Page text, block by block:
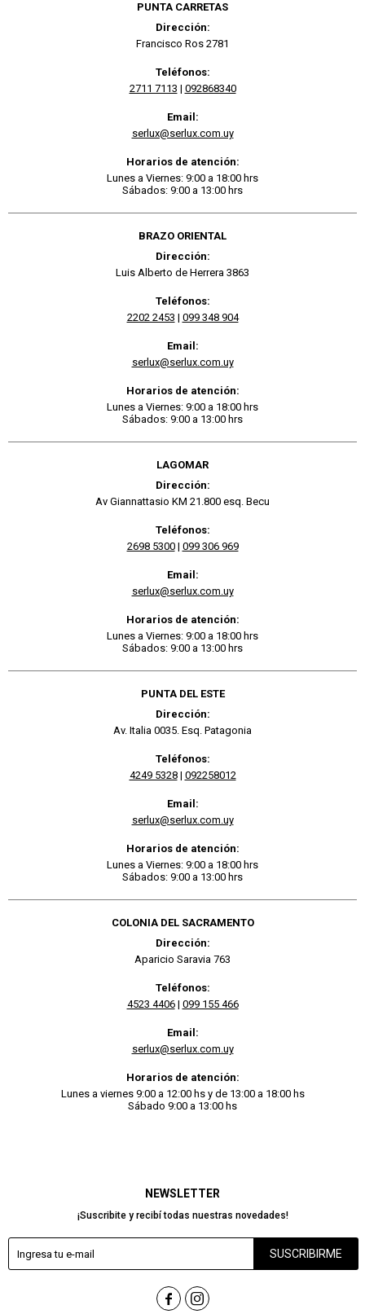
NEWSLETTER
¡Suscribite y recibí todas nuestras novedades!
SUSCRIBIRME
 
PUNTA CARRETAS
Dirección:
Francisco Ros 2781
Teléfonos:
2711 7113 | 092868340
Email:
serlux@serlux.com.uy
Horarios de atención:
Lunes a Viernes: 9:00 a 18:00 hrs
Sábados: 9:00 a 13:00 hrs
BRAZO ORIENTAL
Dirección:
Luis Alberto de Herrera 3863
Teléfonos:
2202 2453 | 099 348 904
Email:
serlux@serlux.com.uy
Horarios de atención:
Lunes a Viernes: 9:00 a 18:00 hrs
Sábados: 9:00 a 13:00 hrs
LAGOMAR
Dirección:
Av Giannattasio KM 21.800 esq. Becu
Teléfonos:
2698 5300| 099 306 969
Email:
serlux@serlux.com.uy
Horarios de atención:
Lunes a Viernes: 9:00 a 18:00 hrs
Sábados: 9:00 a 13:00 hrs
PUNTA DEL ESTE
Dirección:
Av. Italia 0035. Esq. Patagonia
Teléfonos:
4249 5328| 092258012
Email:
serlux@serlux.com.uy
Horarios de atención:
Lunes a Viernes: 9:00 a 18:00 hrs
Sábados: 9:00 a 13:00 hrs
COLONIA DEL SACRAMENTO
Dirección:
Aparicio Saravia 763
Teléfonos:
4523 4406| 099 155 466
Email:
serlux@serlux.com.uy
Horarios de atención:
Lunes a viernes 9:00 a 12:00 hs y de 13:00 a 18:00 hs
Sábado 9:00 a 13:00 hs